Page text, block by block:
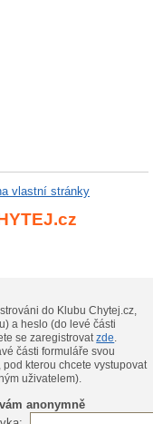
vlastní stránky
do Klubu Chytej.cz,
a heslo (do levé části
se zaregistrovatzde.
části formuláře svou
kterou chcete vystupovat
uživatelem).
anonymně